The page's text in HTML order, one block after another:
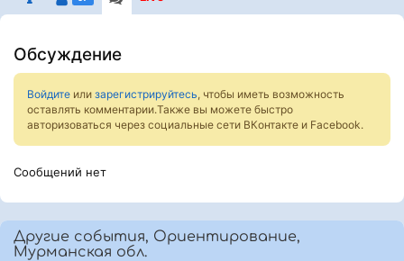
Обсуждение
Войдите или зарегистрируйтесь, чтобы иметь возможность
оставлять комментарии.Также вы можете быстро
авторизоваться через социальные сети ВКонтакте и Facebook.
Сообщений нет
Другие события, Ориентирование,
Мурманская обл.